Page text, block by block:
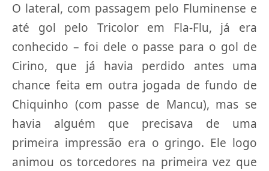
O lateral, com passagem pelo Fluminense e
até gol pelo Tricolor em Fla-Flu, já era
conhecido – foi dele o passe para o gol de
Cirino, que já havia perdido antes uma
chance feita em outra jogada de fundo de
Chiquinho (com passe de Mancu), mas se
havia alguém que precisava de uma
primeira impressão era o gringo. Ele logo
animou os torcedores na primeira vez que